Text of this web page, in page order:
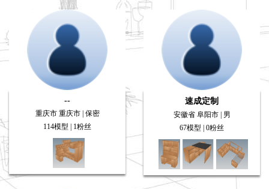
--
重庆市 重庆市 | 保密
114模型 | 1粉丝
速成定制
安徽省 阜阳市 | 男
67模型 | 0粉丝